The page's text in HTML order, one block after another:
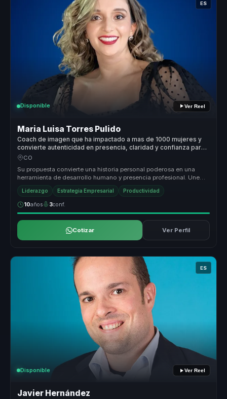
ES
Disponible Ver Reel
Maria Luisa Torres Pulido
Coach de imagen que ha impactado a mas de 1000 mujeres y
convierte autenticidad en presencia, claridad y confianza para
lideres.
CO
Su propuesta convierte una historia personal poderosa en una
herramienta de desarrollo humano y presencia profesional. Une
autenticidad, ...
Liderazgo Estrategia Empresarial Productividad
10años 3conf.
Cotizar Ver Perfil
ES
Disponible Ver Reel
Javier Hernández